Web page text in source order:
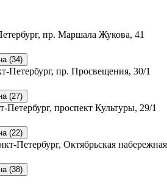
пр. Маршала Жукова, 41
(34)
Петербург, пр. Просвещения, 30/1
(27)
Петербург, проспект Культуры, 29/1
(22)
Петербург, Октябрьская
(38)